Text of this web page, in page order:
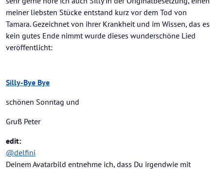
meiner liebsten Stücke entstand kurz vor dem Tod von
Tamara. Gezeichnet von ihrer Krankheit und im Wissen, das es
kein gutes Ende nimmt wurde dieses wunderschöne Lied
veröffentlicht:
Silly-Bye Bye
schönen Sonntag und
Gruß Peter
edit:
@delfini
Deinem Avatarbild entnehme ich, dass Du irgendwie mit